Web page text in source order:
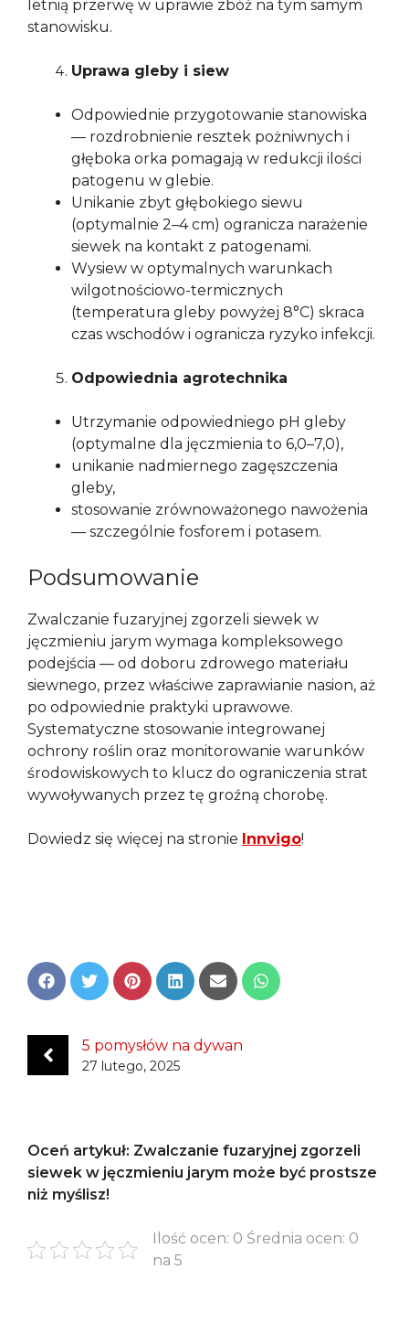
letnią przerwę w uprawie zbóż na tym samym
stanowisku.
Uprawa gleby i siew
Odpowiednie przygotowanie stanowiska
— rozdrobnienie resztek pożniwnych i
głęboka orka pomagają w redukcji ilości
patogenu w glebie.
Unikanie zbyt głębokiego siewu
(optymalnie 2–4 cm) ogranicza narażenie
siewek na kontakt z patogenami.
Wysiew w optymalnych warunkach
wilgotnościowo-termicznych
(temperatura gleby powyżej 8°C) skraca
czas wschodów i ogranicza ryzyko infekcji.
Odpowiednia agrotechnika
Utrzymanie odpowiedniego pH gleby
(optymalne dla jęczmienia to 6,0–7,0),
unikanie nadmiernego zagęszczenia
gleby,
stosowanie zrównoważonego nawożenia
— szczególnie fosforem i potasem.
Podsumowanie
Zwalczanie fuzaryjnej zgorzeli siewek w
jęczmieniu jarym wymaga kompleksowego
podejścia — od doboru zdrowego materiału
siewnego, przez właściwe zaprawianie nasion, aż
po odpowiednie praktyki uprawowe.
Systematyczne stosowanie integrowanej
ochrony roślin oraz monitorowanie warunków
środowiskowych to klucz do ograniczenia strat
wywoływanych przez tę groźną chorobę.
Dowiedz się więcej na stronie Innvigo!
Share
on
Share
on
Share
on
Share
on
Share
on
Share
on
5 pomysłów na dywan
27 lutego, 2025
Oceń artykuł: Zwalczanie fuzaryjnej zgorzeli
siewek w jęczmieniu jarym może być prostsze
niż myślisz!
Ilość ocen: 0 Średnia ocen: 0
na 5